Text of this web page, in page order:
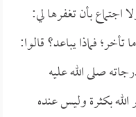
اجتماع بأن تغفرها لي:
فماذا يباعد؟ قالوا:
صلى الله عليه
بكثرة وليس عنده